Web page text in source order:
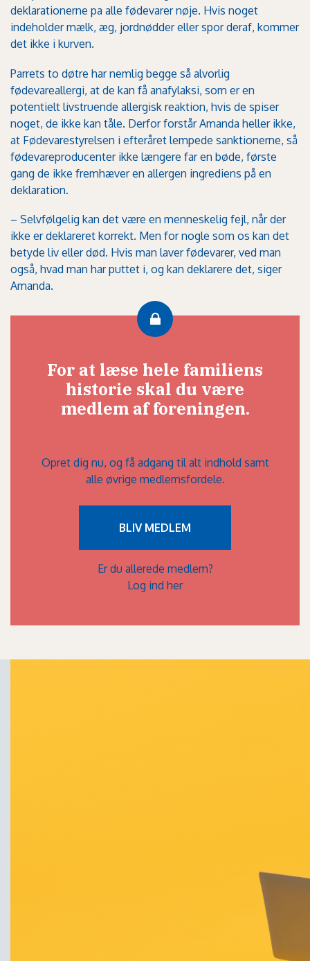
deklarationerne pa alle fødevarer nøje. Hvis noget
indeholder mælk, æg, jordnødder eller spor deraf, kommer
det ikke i kurven.
Parrets to døtre har nemlig begge så alvorlig
fødevareallergi, at de kan få anafylaksi, som er en
potentielt livstruende allergisk reaktion, hvis de spiser
noget, de ikke kan tåle. Derfor forstår Amanda heller ikke,
at Fødevarestyrelsen i efteråret lempede sanktionerne, så
fødevareproducenter ikke længere far en bøde, første
gang de ikke fremhæver en allergen ingrediens på en
deklaration.
– Selvfølgelig kan det være en menneskelig fejl, når der
ikke er deklareret korrekt. Men for nogle som os kan det
betyde liv eller død. Hvis man laver fødevarer, ved man
også, hvad man har puttet i, og kan deklarere det, siger
Amanda.
For at læse hele familiens
historie skal du være
medlem af foreningen.
Opret dig nu, og få adgang til alt indhold samt
alle øvrige medlemsfordele.
BLIV MEDLEM
Er du allerede medlem?
Log ind her